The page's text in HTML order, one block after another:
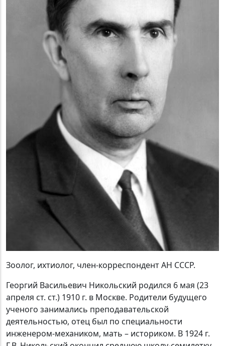
Зоолог, ихтиолог, член-корреспондент АН СССР.
Георгий Васильевич Никольский родился 6 мая (23
апреля ст. ст.) 1910 г. в Москве. Родители будущего
ученого занимались преподавательской
деятельностью, отец был по специальности
инженером-механиком, мать – историком. В 1924 г.